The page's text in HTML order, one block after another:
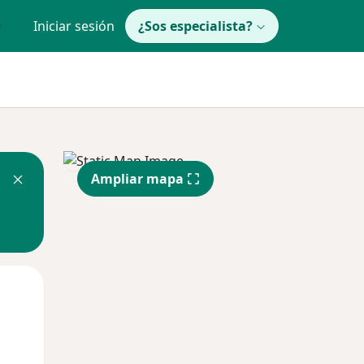
Iniciar sesión ¿Sos especialista?
Ampliar mapa